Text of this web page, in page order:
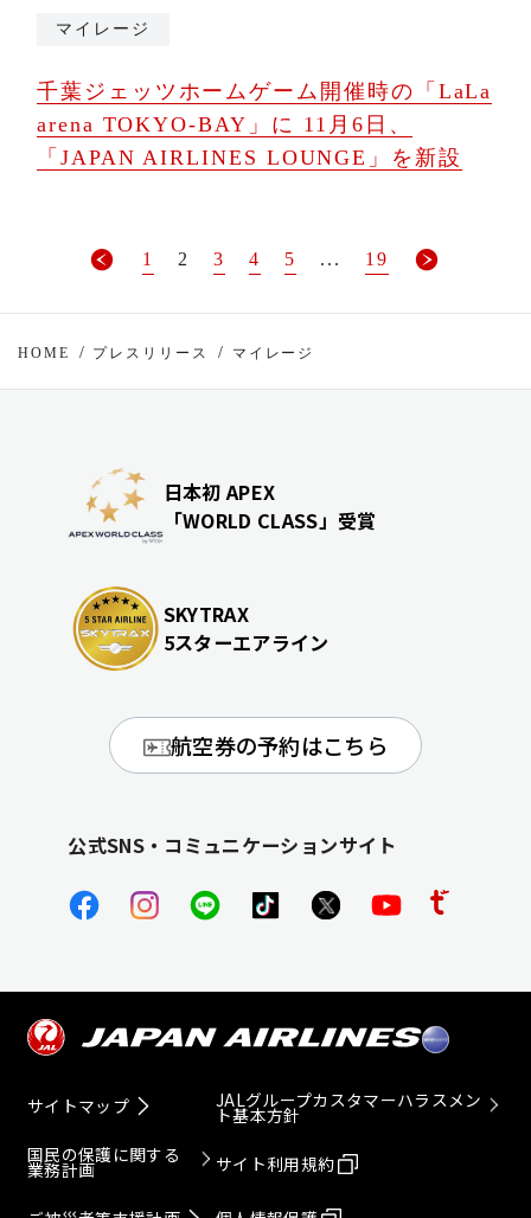
マイレージ
千葉ジェッツホームゲーム開催時の「LaLa
arena TOKYO-BAY」に 11月6日、
「JAPAN AIRLINES LOUNGE」を新設
1 2 3 4 5 ... 19
HOME プレスリリース マイレージ
日本初 APEX
「WORLD CLASS」受賞
SKYTRAX
5スターエアライン
航空券の予約はこちら
公式SNS・コミュニケーションサイト
サイトマップ
国民の保護に関する
業務計画
JALグループカスタマーハラスメン
ト基本方針
サイト利用規約